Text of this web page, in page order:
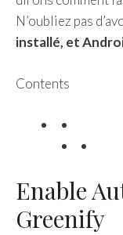
N’oubliez pas
installé, et
Contents
Enable
Greenify